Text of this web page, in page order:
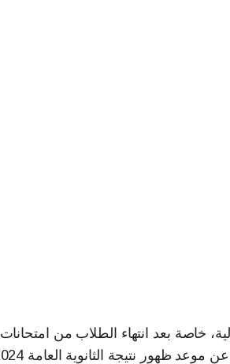
الحالية، خاصة بعد انتهاء الطلاب من امتحانات